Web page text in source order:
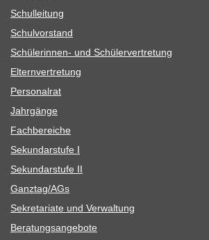
Schul­lei­tung
Schul­vor­stand
Schü­le­rin­nen- und Schülervertretung
Eltern­ver­tre­tung
Per­so­nal­rat
Jahr­gänge
Fach­be­rei­che
Sekun­dar­stufe I
Sekun­dar­stufe II
Ganztag/​​AGs
Sekre­ta­riate und Verwaltung
Bera­tungs­an­ge­bote